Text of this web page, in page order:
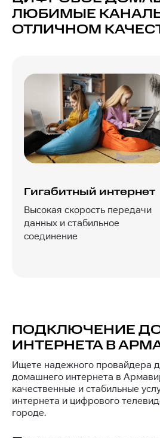
ЛЮБИМЫЕ
ОТЛИЧНОМ
Гигабитный интернет
Высокая скорость передачи
данных и стабильное
соединение
ПОДКЛЮЧЕНИЕ
ИНТЕРНЕТА В
Ищете надежного провайдера
домашнего интернета в
качественные и стабильные
интернета и цифрового
городе.